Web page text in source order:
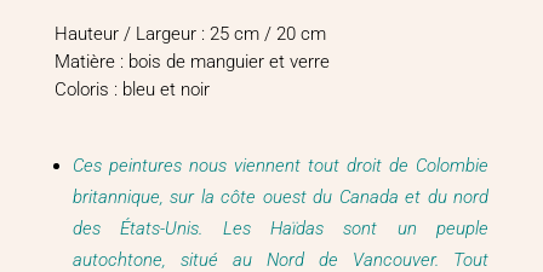
Hauteur / Largeur : 25 cm / 20 cm
Matière : bois de manguier et verre
Coloris : bleu et noir
Ces peintures nous viennent tout droit de Colombie
britannique, sur la côte ouest du Canada et du nord
des États-Unis. Les Haïdas sont un peuple
autochtone, situé au Nord de Vancouver. Tout